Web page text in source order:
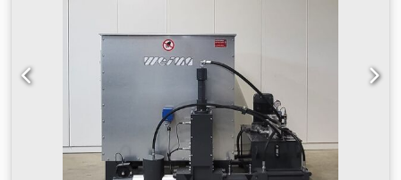
eine hohe Brikettqualitaet garantiert. Fuer die schnelle
und einfache Installation ist die C 140 auf einem stabilem
Grundrahmen montiert Gesamtmasse: 1900 x 1410 mm
Trichteroeffnung: 1044x1044 mm Trichterhoehe: 1010 mm
Trichterinhalt: 1,1 m³ Antriebsleistung: 4 kW
Brikettdurchmesser (mm) 40 Durchsatzleistung (kg/h) 30-
40 Hydraulik-Oelmenge (l) 100 Gewicht (kg) 530